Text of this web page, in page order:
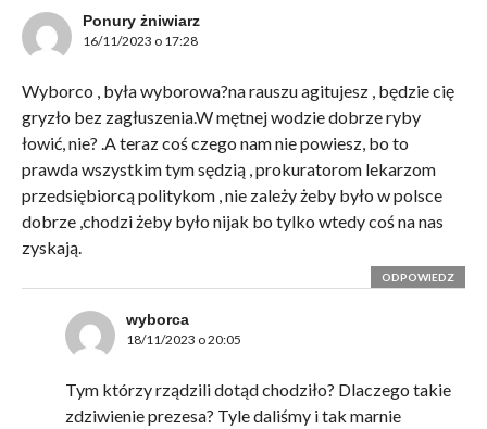
Ponury żniwiarz
16/11/2023 o 17:28
Wyborco , była wyborowa?na rauszu agitujesz , będzie cię
gryzło bez zagłuszenia.W mętnej wodzie dobrze ryby
łowić, nie? .A teraz coś czego nam nie powiesz, bo to
prawda wszystkim tym sędzią , prokuratorom lekarzom
przedsiębiorcą politykom , nie zależy żeby było w polsce
dobrze ,chodzi żeby było nijak bo tylko wtedy coś na nas
zyskają.
ODPOWIEDZ
wyborca
18/11/2023 o 20:05
Tym którzy rządzili dotąd chodziło? Dlaczego takie
zdziwienie prezesa? Tyle daliśmy i tak marnie